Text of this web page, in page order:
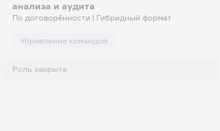
анализа и аудита
По договорённости | Гибридный формат
Управление командой
Роль закрыта